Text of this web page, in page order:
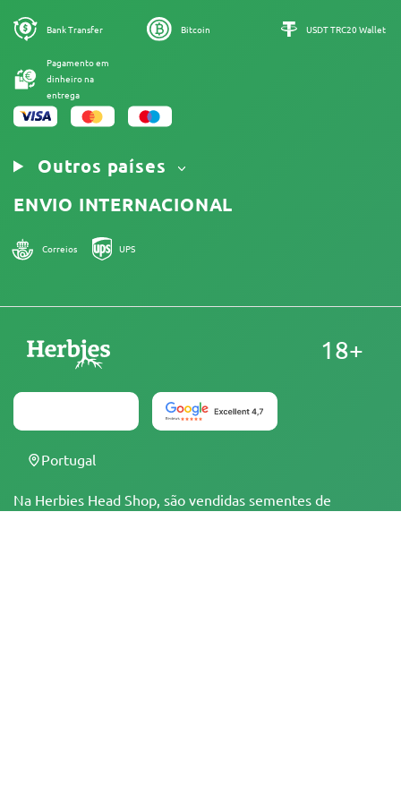
Mapa do site
Política de Cookies
Aviso Legal
Bank Transfer Bitcoin USDT TRC20 Wallet
Pagamento em
dinheiro na
entrega
Outros países
ENVIO INTERNACIONAL
Correios UPS
Na Herbies Head Shop, são vendidas sementes de
18+
Portugal